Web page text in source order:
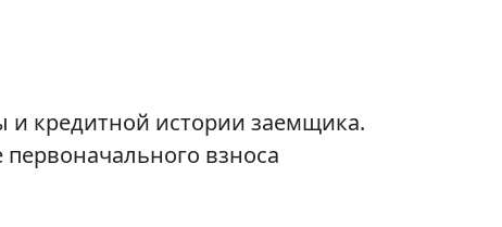
и кредитной истории заемщика.
взноса